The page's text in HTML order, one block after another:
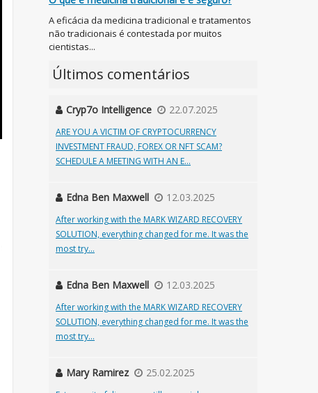
A eficácia da medicina tradicional e tratamentos
não tradicionais é contestada por muitos
cientistas...
Últimos comentários
Cryp7o Intelligence 22.07.2025
ARE YOU A VICTIM OF CRYPTOCURRENCY
INVESTMENT FRAUD, FOREX OR NFT SCAM?
SCHEDULE A MEETING WITH AN E...
Edna Ben Maxwell 12.03.2025
After working with the MARK WIZARD RECOVERY
SOLUTION, everything changed for me. It was the
most try...
Edna Ben Maxwell 12.03.2025
After working with the MARK WIZARD RECOVERY
SOLUTION, everything changed for me. It was the
most try...
Mary Ramirez 25.02.2025